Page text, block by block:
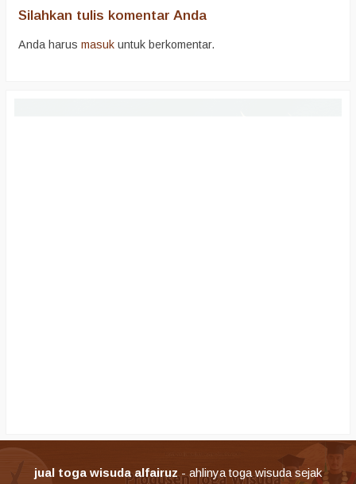
Silahkan tulis komentar Anda
Anda harus masuk untuk berkomentar.
jual toga wisuda alfairuz- ahlinya toga wisuda sejak